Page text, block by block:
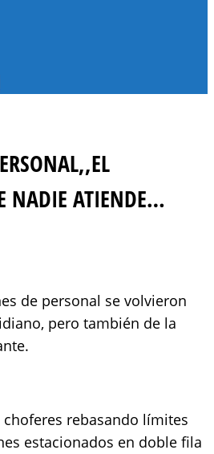
NADIE ATIENDE…
de personal se volvieron
pero también de la
rebasando límites
estacionados en doble fila